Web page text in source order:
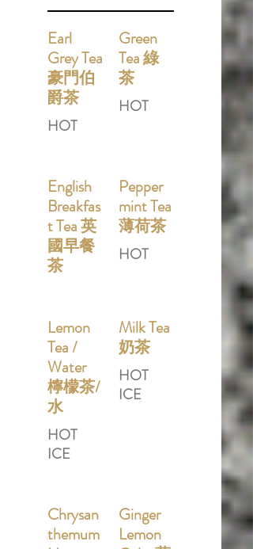
Earl
Grey Tea
豪門伯
爵茶
HOT
Green
Tea 綠
茶
HOT
English
Breakfas
t Tea 英
國早餐
茶
Pepper
mint Tea
薄荷茶
HOT
Lemon
Tea /
Water
檸檬茶/
水
HOT
ICE
Milk Tea
奶茶
HOT
ICE
Chrysan
themum
Ginger
Lemon